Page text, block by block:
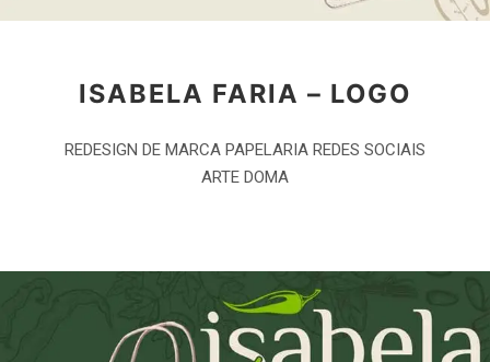
ISABELA FARIA – LOGO
REDESIGN DE MARCA PAPELARIA REDES SOCIAIS
ARTE DOMA